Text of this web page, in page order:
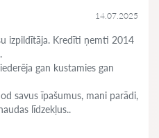
14.07.2025
izpildītāja. Kredīti ņemti 2014
gan kustamies gan
savus īpašumus, mani parādi,
līdzekļus..